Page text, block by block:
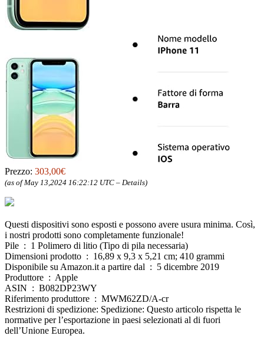
Prezzo: 303,00€
(as of May 13,2024 16:22:12 UTC – Details)
Questi dispositivi sono esposti e possono avere usura minima. Così,
i nostri prodotti sono completamente funzionale!
Pile ‏ : ‎ 1 Polimero di litio (Tipo di pila necessaria)
Dimensioni prodotto ‏ : ‎ 16,89 x 9,3 x 5,21 cm; 410 grammi
Disponibile su Amazon.it a partire dal ‏ : ‎ 5 dicembre 2019
Produttore ‏ : ‎ Apple
ASIN ‏ : ‎ B082DP23WY
Riferimento produttore ‏ : ‎ MWM62ZD/A-cr
Restrizioni di spedizione: Spedizione: Questo articolo rispetta le
normative per l’esportazione in paesi selezionati al di fuori
dell’Unione Europea.